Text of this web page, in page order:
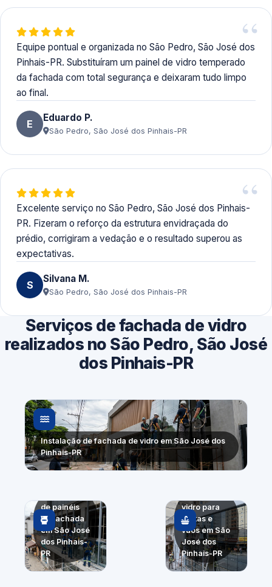
Equipe pontual e organizada no São Pedro, São José dos
Pinhais-PR. Substituíram um painel de vidro temperado
da fachada com total segurança e deixaram tudo limpo
ao final.
E Eduardo P.
São Pedro, São José dos Pinhais-PR
Excelente serviço no São Pedro, São José dos Pinhais-
PR. Fizeram o reforço da estrutura envidraçada do
prédio, corrigiram a vedação e o resultado superou as
expectativas.
S Silvana M.
São Pedro, São José dos Pinhais-PR
Serviços de fachada de vidro
realizados no São Pedro, São José
dos Pinhais-PR
Instalação de fachada de vidro em São José dos
Pinhais-PR
de painéis
de fachada
em São José
dos Pinhais-
PR
vidro para
portas e
vãos em São
José dos
Pinhais-PR